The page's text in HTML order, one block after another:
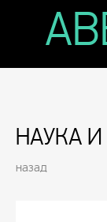
НАУКА
назад